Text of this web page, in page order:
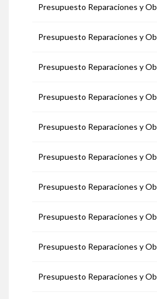
Presupuesto Reparaciones y
Presupuesto Reparaciones y
Presupuesto Reparaciones y
Presupuesto Reparaciones y
Presupuesto Reparaciones y
Presupuesto Reparaciones y
Presupuesto Reparaciones y
Presupuesto Reparaciones y
Presupuesto Reparaciones y
Presupuesto Reparaciones y